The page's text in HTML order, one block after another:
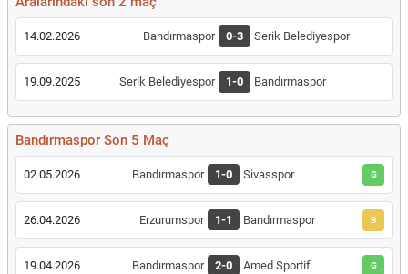
14.02.2026 Bandırmaspor 0-3 Serik Belediyespor
19.09.2025 Serik Belediyespor 1-0 Bandırmaspor
Bandırmaspor Son 5 Maç
02.05.2026 Bandırmaspor 1-0 Sivasspor G
26.04.2026 Erzurumspor 1-1 Bandırmaspor B
19.04.2026 Bandırmaspor 2-0 Amed Sportif G